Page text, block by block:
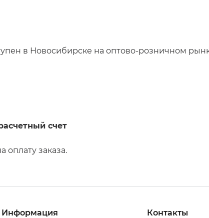
в Новосибирске на оптово-розничном
счет
заказа.
Информация Контакты